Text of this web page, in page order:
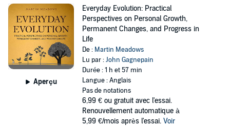
Aperçu
Everyday Evolution: Practical
Perspectives on Personal Growth,
Permanent Changes, and Progress in
Life
De : Martin Meadows
Lu par :John Gagnepain
Durée : 1 h et 57 min
Langue : Anglais
Pas de notations
6,99 € ou gratuit avec l'essai.
Renouvellement automatique à
5,99 €/mois après l'essai. Voir